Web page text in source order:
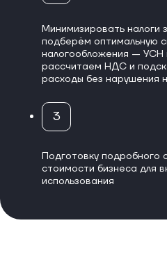
Минимизировать налоги
подберём оптимальную
налогообложения — УСН
рассчитаем НДС и
расходы без нарушения
3
Подготовку подробного
стоимости бизнеса для
использования